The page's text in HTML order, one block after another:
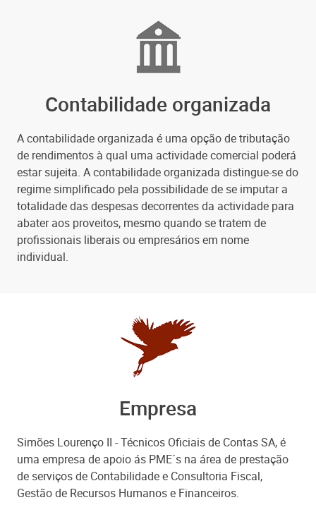
Contabilidade organizada
A contabilidade organizada é uma opção de tributação
de rendimentos à qual uma actividade comercial poderá
estar sujeita. A contabilidade organizada distingue-se do
regime simplificado pela possibilidade de se imputar a
totalidade das despesas decorrentes da actividade para
abater aos proveitos, mesmo quando se tratem de
profissionais liberais ou empresários em nome
individual.
Empresa
Simões Lourenço II - Técnicos Oﬁciais de Contas SA, é
uma empresa de apoio ás PME´s na área de prestação
de serviços de Contabilidade e Consultoria Fiscal,
Gestão de Recursos Humanos e Financeiros.